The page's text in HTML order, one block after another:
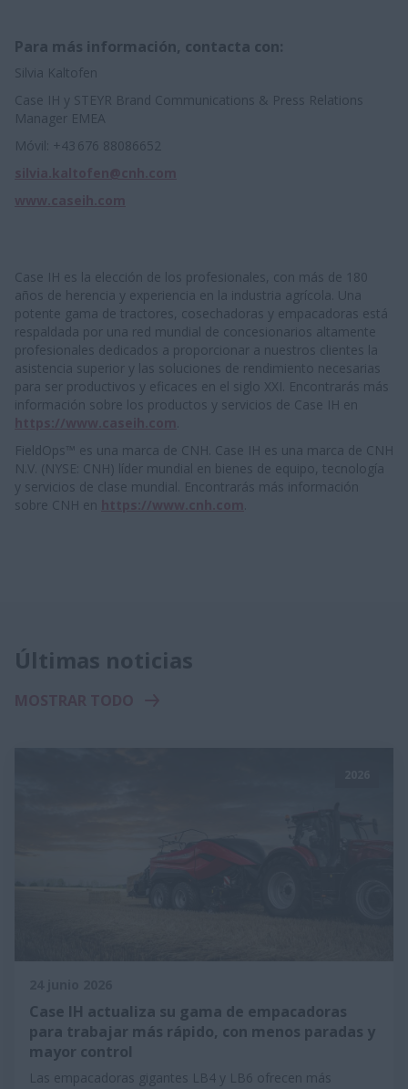
Para más información, contacta con:
Silvia Kaltofen
Case IH y STEYR Brand Communications & Press Relations
Manager EMEA
Móvil: +43 676 88086652
Case IH es la elección de los profesionales, con más de 180
años de herencia y experiencia en la industria agrícola. Una
potente gama de tractores, cosechadoras y empacadoras está
respaldada por una red mundial de concesionarios altamente
profesionales dedicados a proporcionar a nuestros clientes la
asistencia superior y las soluciones de rendimiento necesarias
para ser productivos y eficaces en el siglo XXI. Encontrarás más
información sobre los productos y servicios de Case IH en
FieldOps™ es una marca de CNH. Case IH es una marca de CNH
N.V. (NYSE: CNH) líder mundial en bienes de equipo, tecnología
y servicios de clase mundial. Encontrarás más información
sobre CNH en
Últimas noticias
Case IH actualiza su gama de empacadoras
para trabajar más rápido, con menos paradas y
mayor control
Las empacadoras gigantes LB4 y LB6 ofrecen más